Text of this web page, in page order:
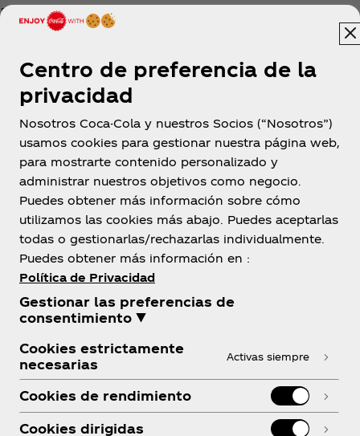
📅El lunes estaremos de vuelta por este canal.
Gracias por tu comprensión y por comunicarte con
Bolivia
Sobre Nosotros
¿Necesitas ayuda?
Centro de preferencia de la
privacidad
Nosotros Coca-Cola y nuestros Socios (“Nosotros”)
usamos cookies para gestionar nuestra página web,
para mostrarte contenido personalizado y
administrar nuestros objetivos como negocio.
Puedes obtener más información sobre cómo
utilizamos las cookies más abajo. Puedes aceptarlas
todas o gestionarlas/rechazarlas individualmente.
Puedes obtener más información en :
Política de Privacidad
Gestionar las preferencias de
consentimiento ▼
Cookies estrictamente
necesarias
Activas siempre
Cookies de rendimiento
Cookies dirigidas